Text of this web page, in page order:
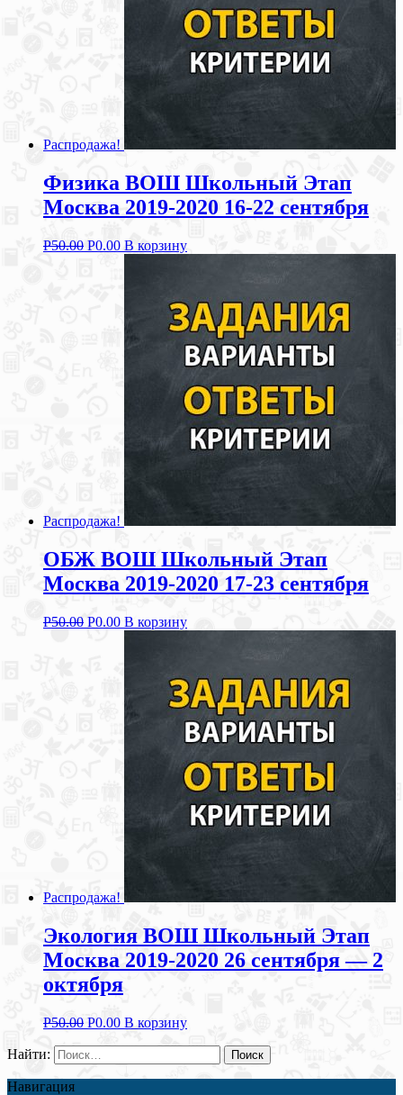
Распродажа!
Физика ВОШ Школьный Этап
Москва 2019-2020 16-22 сентября
Р50.00 Р0.00 В корзину
Распродажа!
ОБЖ ВОШ Школьный Этап
Москва 2019-2020 17-23 сентября
Р50.00 Р0.00 В корзину
Распродажа!
Экология ВОШ Школьный Этап
Москва 2019-2020 26 сентября — 2
октября
Р50.00 Р0.00 В корзину
Найти:
Навигация